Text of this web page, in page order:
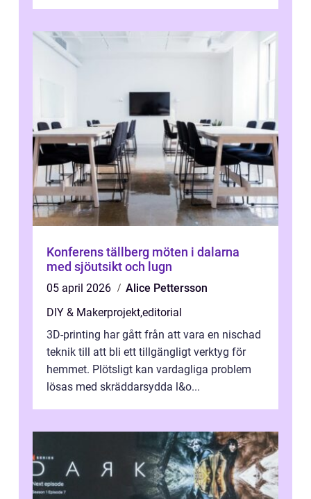
Konferens tällberg möten i dalarna
med sjöutsikt och lugn
05 april 2026
Alice Pettersson
DIY & Makerprojekt,editorial
3D-printing har gått från att vara en nischad
teknik till att bli ett tillgängligt verktyg för
hemmet. Plötsligt kan vardagliga problem
lösas med skräddarsydda l&o...